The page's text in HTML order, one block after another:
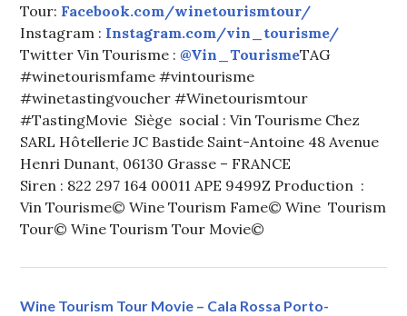
Tour: Facebook.com/winetourismtour/
Instagram : Instagram.com/vin_tourisme/
Twitter Vin Tourisme :@Vin_TourismeTAG
#winetourismfame #vintourisme
#winetastingvoucher #Winetourismtour
#TastingMovie Siège social : Vin Tourisme Chez
SARL Hôtellerie JC Bastide Saint-Antoine 48 Avenue
Henri Dunant, 06130 Grasse – FRANCE
Siren : 822 297 164 00011 APE 9499Z Production :
Vin Tourisme© Wine Tourism Fame© Wine Tourism
Tour© Wine Tourism Tour Movie©
Wine Tourism Tour Movie – Cala Rossa Porto-